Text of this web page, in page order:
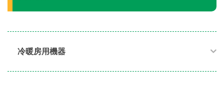
冷暖房用機器​